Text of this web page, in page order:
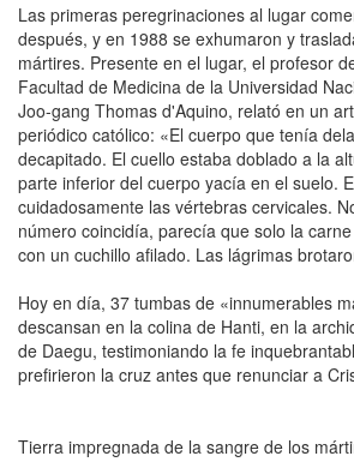
Las primeras peregrinaciones al lugar
después, y en 1988 se exhumaron y
mártires. Presente en el lugar, el profesor
Facultad de Medicina de la Universidad
Joo-gang Thomas d'Aquino, relató en un
periódico católico: «El cuerpo que tenía
decapitado. El cuello estaba doblado a la
parte inferior del cuerpo yacía en el suelo.
cuidadosamente las vértebras cervicales.
número coincidía, parecía que solo la
con un cuchillo afilado. Las lágrimas
Hoy en día, 37 tumbas de «innumerables
descansan en la colina de Hanti, en la
de Daegu, testimoniando la fe
prefirieron la cruz antes que renunciar a
Tierra impregnada de la sangre de los